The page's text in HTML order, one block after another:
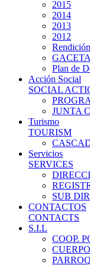
2015
2014
2013
2012
GACETA
Plan de
Acción Social
SOCIAL
JUNTA
Turismo
TOURISM
Servicios
SERVICES
SUB
CONTACTOS
CONTACTS
S.I.L
COOP.